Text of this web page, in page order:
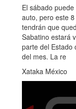
El sábado
auto, pero este
tendrán que
Sabatino estará
parte del Estado
del mes. La re
Xataka México